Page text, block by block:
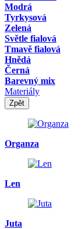
Modrá
Tyrkysová
Zelená
Světle fialová
Tmavě fialová
Hnědá
Černá
Barevný mix
Materiály
Zpět
Organza
Len
Juta